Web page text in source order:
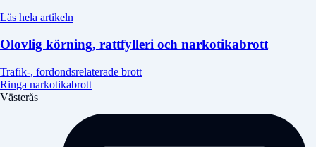
Läs hela artikeln
Olovlig körning, rattfylleri och narkotikabrott
Trafik-, fordondsrelaterade brott
Ringa narkotikabrott
Västerås